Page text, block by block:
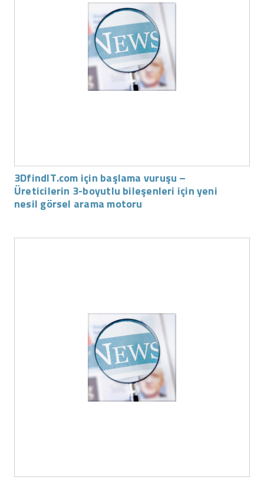
3DfindIT.com için başlama vuruşu –
Üreticilerin 3-boyutlu bileşenleri için yeni
nesil görsel arama motoru